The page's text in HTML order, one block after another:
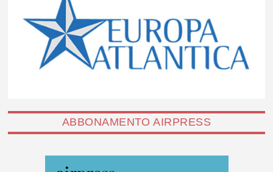
ABBONAMENTO AIRPRESS